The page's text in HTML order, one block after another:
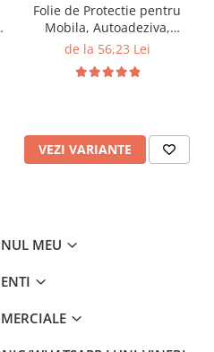
Folie de Protectie pentru
Mobila, Autoadeziva,
Transparenta
de la 56,23 Lei
VEZI VARIANTE
MEU